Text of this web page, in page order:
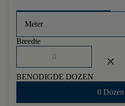
Meter
Breedte
close
BENODIGDE DOZEN
0 Dozen